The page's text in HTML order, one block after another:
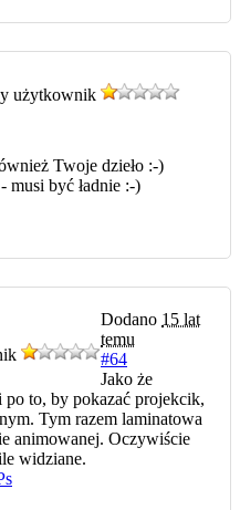
użytkownik
Twoje dzieło :-)
musi być ładnie :-)
Dodano 15 lat
temu
#64
Jako że
po to, by pokazać projekcik,
Tym razem laminatowa
animowanej. Oczywiście
widziane.